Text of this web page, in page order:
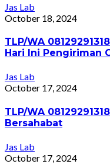
Jas Lab
October 18, 2024
TLP/WA
Hari Ini Pengiriman
Jas Lab
October 17, 2024
TLP/WA
Bersahabat
Jas Lab
October 17, 2024